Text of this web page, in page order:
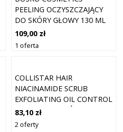
PEELING OCZYSZCZAJĄCY
DO SKÓRY GŁOWY 130 ML
109,00 zł
1 oferta
COLLISTAR HAIR
NIACINAMIDE SCRUB
EXFOLIATING OIL CONTROL
PEELING DO SKÓRY GŁOWY
250 G
83,10 zł
2 oferty